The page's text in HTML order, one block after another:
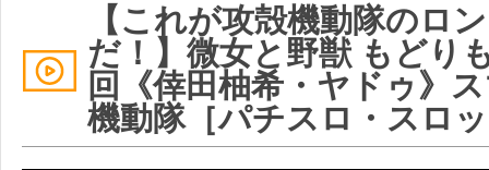
【これが攻殻機動隊のロ
だ！】微女と野獣 もどり
回《倖田柚希・ヤドゥ》
機動隊［パチスロ・スロ